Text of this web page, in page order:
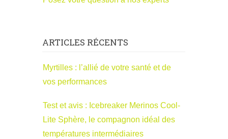
ARTICLES RÉCENTS
Myrtilles : l’allié de votre santé et de
vos performances
Test et avis : Icebreaker Merinos Cool-
Lite Sphère, le compagnon idéal des
températures intermédiaires